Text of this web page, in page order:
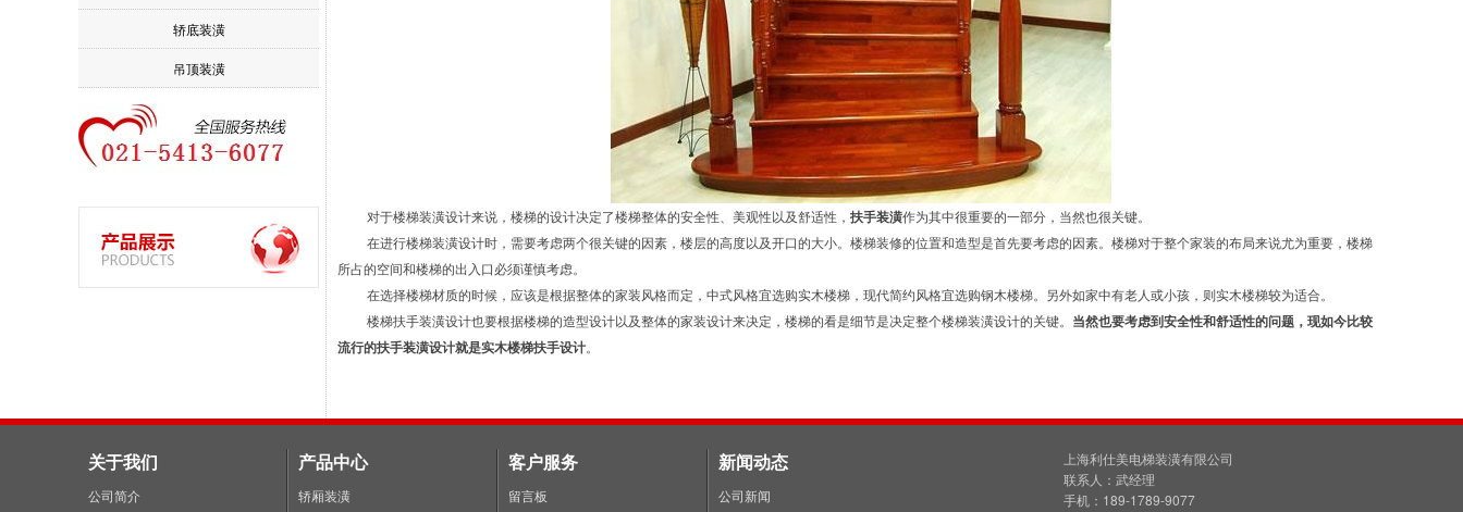
轿底装潢
吊顶装潢
对于楼梯装潢设计来说，楼梯的设计决定了楼梯整体的安全性、美观性以及舒适性， 扶手装潢作为其中很重要的一部分，当然也很关键。
在进行楼梯装潢设计时，需要考虑两个很关键的因素，楼层的高度以及开口的大小。楼梯装修的位置和造型是首先要考虑的因素。楼梯对于整个家装的布局来说尤为重要，楼梯
所占的空间和楼梯的出入口必须谨慎考虑。
在选择楼梯材质的时候，应该是根据整体的家装风格而定，中式风格宜选购实木楼梯，现代简约风格宜选购钢木楼梯。另外如家中有老人或小孩，则实木楼梯较为适合。
楼梯扶手装潢设计也要根据楼梯的造型设计以及整体的家装设计来决定，楼梯的看是细节是决定整个楼梯装潢设计的关键。 当然也要考虑到安全性和舒适性的问题，现如今比较
流行的扶手装潢设计就是实木楼梯扶手设计。
关于我们
公司简介
产品中心
轿厢装潢
客户服务
留言板
新闻动态
公司新闻
上海利仕美电梯装潢有限公司
联系人：武经理
手机：189-1789-9077